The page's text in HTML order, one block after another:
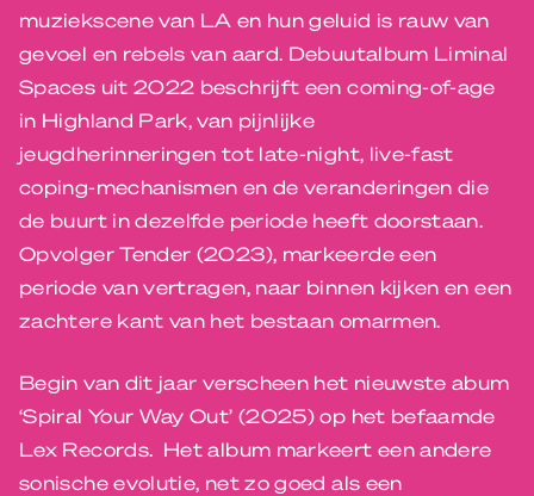
muziekscene van LA en hun geluid is rauw van
gevoel en rebels van aard. Debuutalbum Liminal
Spaces uit 2022 beschrijft een coming-of-age
in Highland Park, van pijnlijke
jeugdherinneringen tot late-night, live-fast
coping-mechanismen en de veranderingen die
de buurt in dezelfde periode heeft doorstaan.
Opvolger Tender (2023), markeerde een
periode van vertragen, naar binnen kijken en een
zachtere kant van het bestaan ​​omarmen.
Begin van dit jaar verscheen het nieuwste abum
‘Spiral Your Way Out’ (2025) op het befaamde
Lex Records. Het album markeert een andere
sonische evolutie, net zo goed als een